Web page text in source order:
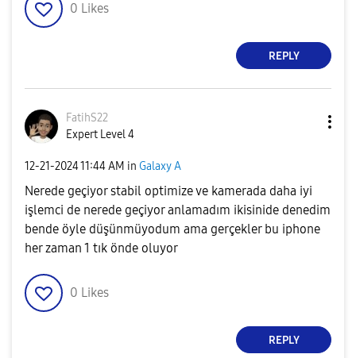
0 Likes
REPLY
FatihS22
Expert Level 4
‎12-21-202411:44 AM in Galaxy A
Nerede geçiyor stabil optimize ve kamerada daha iyi
işlemci de nerede geçiyor anlamadım ikisinide denedim
bende öyle düşünmüyodum ama gerçekler bu iphone
her zaman 1 tık önde oluyor
0 Likes
REPLY